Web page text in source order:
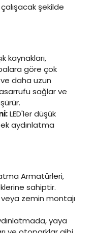
şekilde
kaynakları,
göre çok
daha uzun
sağlar ve
LED'ler düşük
aydınlatma
Armatürleri,
sahiptir.
zemin montajı
yaya